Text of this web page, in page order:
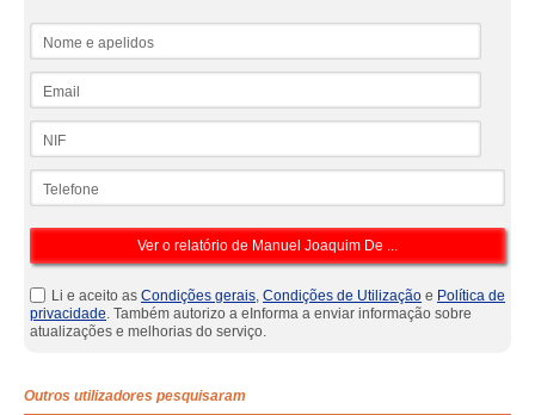
Li e aceito as Condições gerais, Condições de Utilização e Política de
privacidade. Também autorizo a eInforma a enviar informação sobre
atualizações e melhorias do serviço.
Outros utilizadores pesquisaram